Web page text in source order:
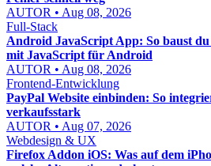
AUTOR • Aug 08, 2026
Full-Stack
Android JavaScript App: So baust
mit JavaScript für Android
AUTOR • Aug 08, 2026
Frontend-Entwicklung
PayPal Website einbinden: So
verkaufsstark
AUTOR • Aug 07, 2026
Webdesign & UX
Firefox Addon iOS: Was auf dem